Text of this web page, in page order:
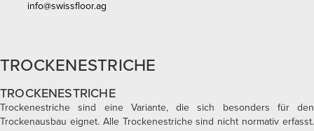
info@swissfloor.ag
TROCKENESTRICHE
TROCKENESTRICHE
Trockenestriche sind eine Variante, die sich besonders für den
Trockenausbau eignet. Alle Trockenestriche sind nicht normativ erfasst.